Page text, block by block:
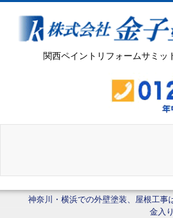
関西ペイントリフォームサミッ
神奈川・横浜での外壁塗装、屋根工事
金入